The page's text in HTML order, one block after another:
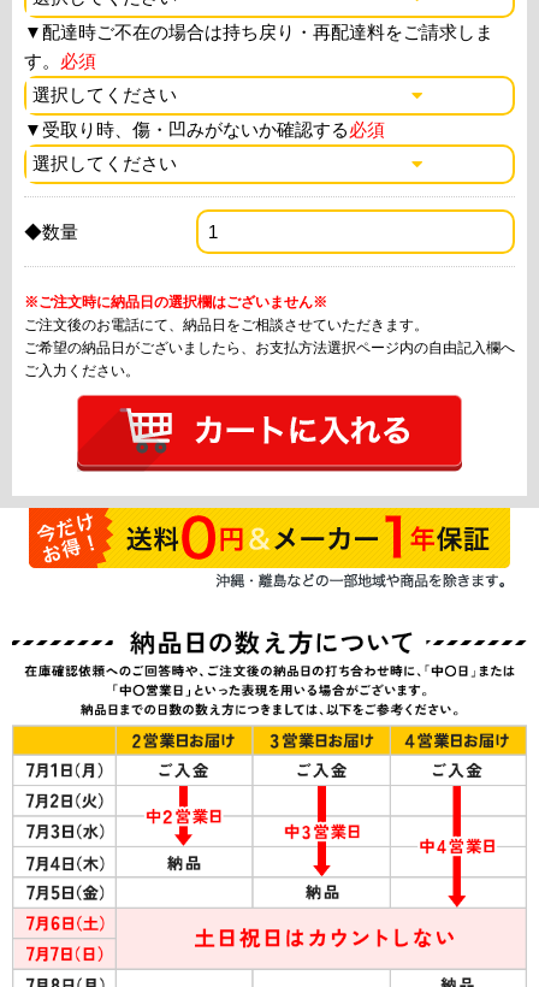
▼配達時ご不在の場合は持ち戻り・再配達料をご請求しま
す。 必須
▼ 受取り時、傷・凹みがないか確認する必須
◆数量
※ご注文時に納品日の選択欄はございません※
ご注文後のお電話にて、納品日をご相談させていただきます。
ご希望の納品日がございましたら、お支払方法選択ページ内の自由記入欄へ
ご入力ください。